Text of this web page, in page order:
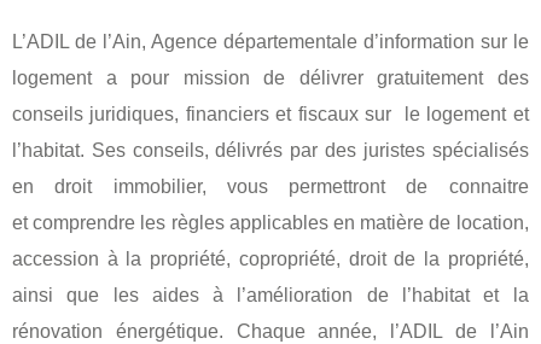
L’ADIL de l’Ain, Agence départementale d’information sur le
logement a pour mission de délivrer gratuitement des
conseils juridiques, financiers et fiscaux sur le logement et
l’habitat. Ses conseils, délivrés par des juristes spécialisés
en droit immobilier, vous permettront de connaitre
et comprendre les règles applicables en matière de location,
accession à la propriété, copropriété, droit de la propriété,
ainsi que les aides à l’amélioration de l’habitat et la
rénovation énergétique. Chaque année, l’ADIL de l’Ain